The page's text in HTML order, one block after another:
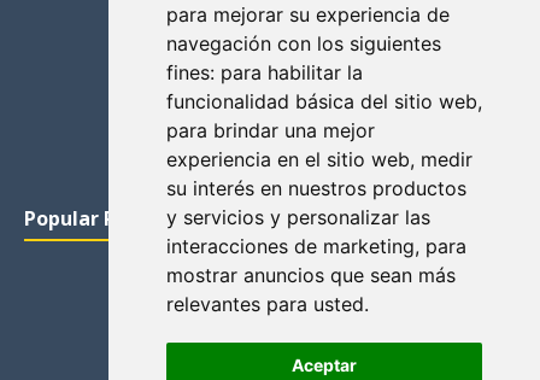
para mejorar su experiencia de
navegación con los siguientes
fines: para habilitar la
funcionalidad básica del sitio web,
para brindar una mejor
experiencia en el sitio web, medir
su interés en nuestros productos
y servicios y personalizar las
interacciones de marketing, para
mostrar anuncios que sean más
relevantes para usted.
Aceptar
Popular Posts